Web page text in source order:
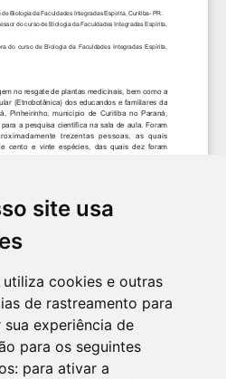
site usa
utiliza cookies e outras
de rastreamento para
sua experiência de
para os seguintes
para ativar a